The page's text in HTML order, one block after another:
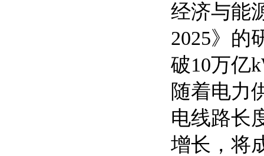
经济与能
2025》的
破10万亿
随着电力
电线路长
增长，将